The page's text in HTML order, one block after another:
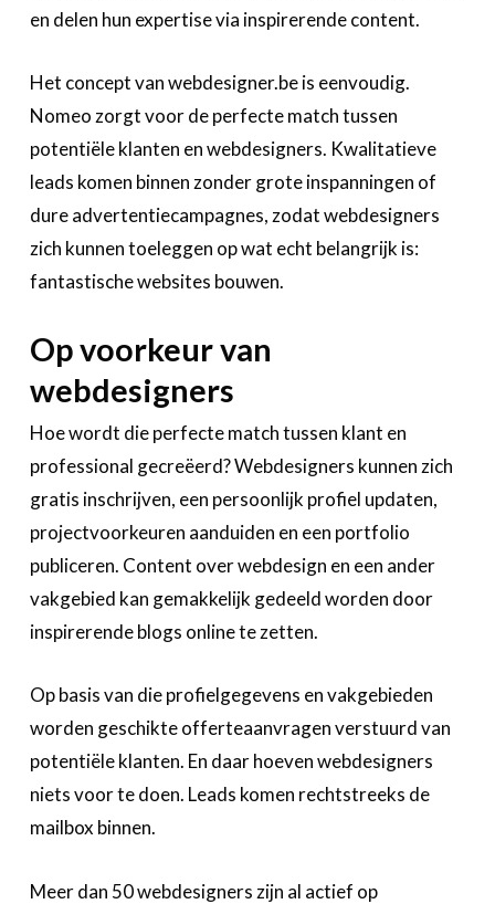
en delen hun expertise via inspirerende content.
Het concept van webdesigner.be is eenvoudig.
Nomeo zorgt voor de perfecte match tussen
potentiële klanten en webdesigners. Kwalitatieve
leads komen binnen zonder grote inspanningen of
dure advertentiecampagnes, zodat webdesigners
zich kunnen toeleggen op wat echt belangrijk is:
fantastische websites bouwen.
Op voorkeur van
webdesigners
Hoe wordt die perfecte match tussen klant en
professional gecreëerd? Webdesigners kunnen zich
gratis inschrijven, een persoonlijk profiel updaten,
projectvoorkeuren aanduiden en een portfolio
publiceren. Content over webdesign en een ander
vakgebied kan gemakkelijk gedeeld worden door
inspirerende blogs online te zetten.
Op basis van die profielgegevens en vakgebieden
worden geschikte offerteaanvragen verstuurd van
potentiële klanten. En daar hoeven webdesigners
niets voor te doen. Leads komen rechtstreeks de
mailbox binnen.
Meer dan 50 webdesigners zijn al actief op